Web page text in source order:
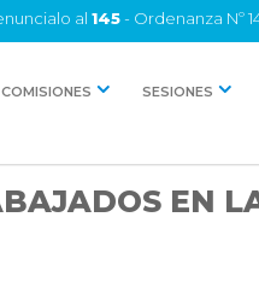
al 145- Ordenanza Nº
COMISIONES SESIONES
EN